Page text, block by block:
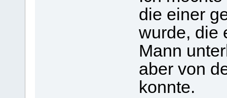
die einer
wurde, die
Mann
aber von
konnte.